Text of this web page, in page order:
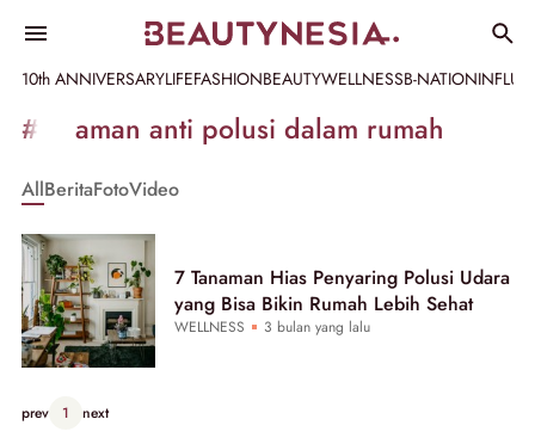
10th ANNIVERSARYLIFEFASHIONBEAUTYWELLNESSB-NATION
Informasi
[GET_DATA_TITLE]
Beautynesia
#tanaman anti polusi dalam rumah
AllBeritaFotoVideo
7 Tanaman Hias Penyaring Polusi Udara
yang Bisa Bikin Rumah Lebih Sehat
WELLNESS 3 bulan yang lalu
prev 1 next